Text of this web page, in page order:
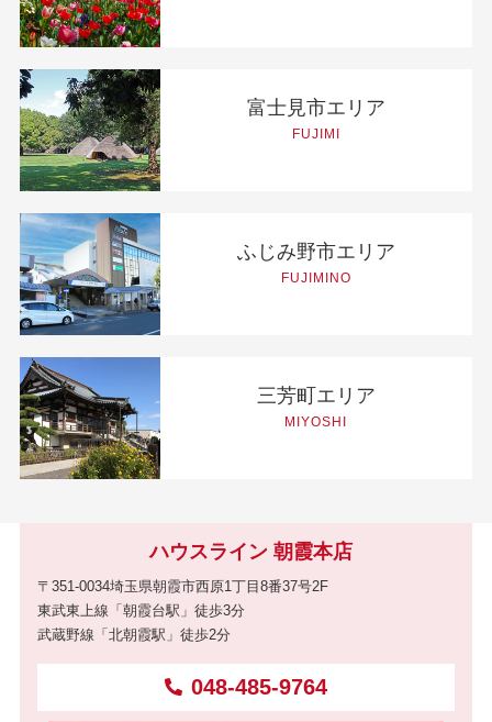
富士見市エリア
FUJIMI
ふじみ野市エリア
FUJIMINO
三芳町エリア
MIYOSHI
ハウスライン 朝霞本店
〒351-0034埼玉県朝霞市西原1丁目8番37号2F
東武東上線「朝霞台駅」徒歩3分
武蔵野線「北朝霞駅」徒歩2分
048-485-9764